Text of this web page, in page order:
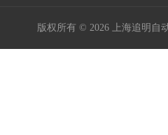
版权所有 © 2026 上海追明